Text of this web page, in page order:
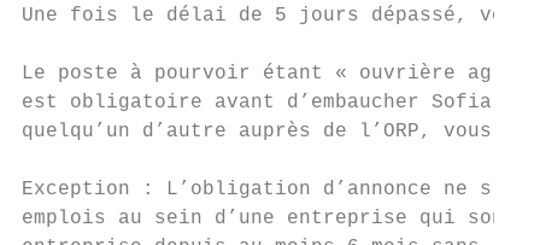
Une fois le délai de 5 jours dépassé, vous
Le poste à pourvoir étant « ouvrière
est obligatoire avant d’embaucher Sofia.
quelqu’un d’autre auprès de l’ORP, vous
Exception : L’obligation d’annonce ne
emplois au sein d’une entreprise qui sont